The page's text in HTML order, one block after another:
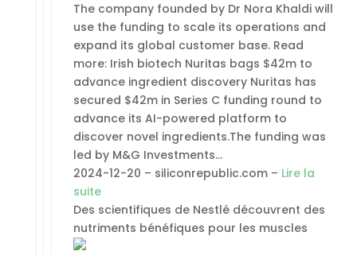
The company founded by Dr Nora Khaldi will
use the funding to scale its operations and
expand its global customer base. Read
more: Irish biotech Nuritas bags $42m to
advance ingredient discovery Nuritas has
secured $42m in Series C funding round to
advance its AI-powered platform to
discover novel ingredients.The funding was
led by M&G Investments…
2024-12-20 – siliconrepublic.com – Lire la
suite
Des scientifiques de Nestlé découvrent des
nutriments bénéfiques pour les muscles